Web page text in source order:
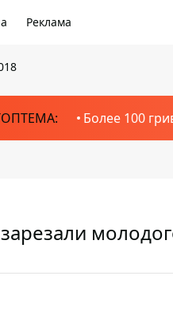
Реклама
Более 100